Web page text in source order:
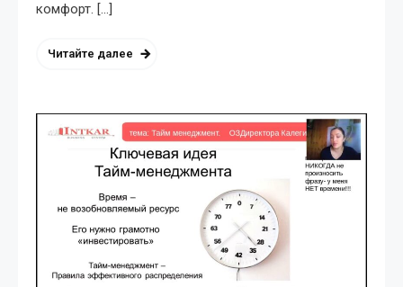
работы
комфорт. […]
Читайте далее